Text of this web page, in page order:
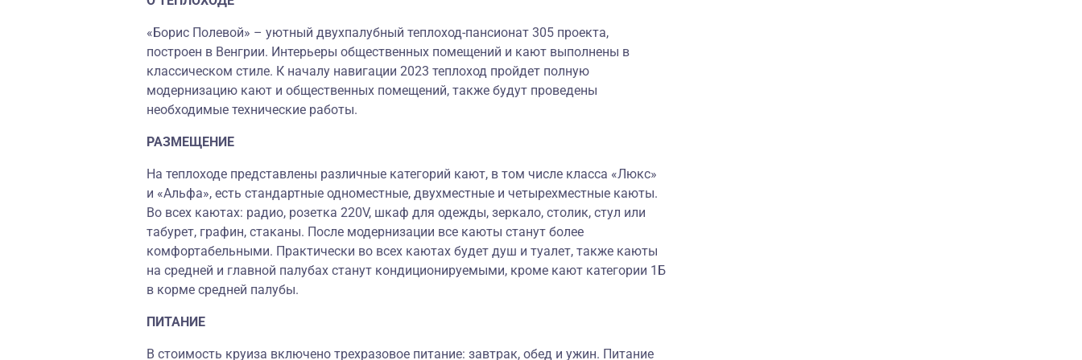
«Борис Полевой» – уютный двухпалубный теплоход-пансионат 305 проекта,
построен в Венгрии. Интерьеры общественных помещений и кают выполнены в
классическом стиле. К началу навигации 2023 теплоход пройдет полную
модернизацию кают и общественных помещений, также будут проведены
необходимые технические работы.
РАЗМЕЩЕНИЕ
На теплоходе представлены различные категорий кают, в том числе класса «Люкс»
и «Альфа», есть стандартные одноместные, двухместные и четырехместные каюты.
Во всех каютах: радио, розетка 220V, шкаф для одежды, зеркало, столик, стул или
табурет, графин, стаканы. После модернизации все каюты станут более
комфортабельными. Практически во всех каютах будет душ и туалет, также каюты
на средней и главной палубах станут кондиционируемыми, кроме кают категории 1Б
в корме средней палубы.
ПИТАНИЕ
В стоимость круиза включено трехразовое питание: завтрак, обед и ужин. Питание